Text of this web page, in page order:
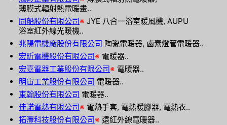
薄膜式輻射熱電暖畫..
同船股份有限公司※ JYE 八合一浴室暖風機, AUPU
浴室紅外線光暖機..
兆陽電機廠股份有限公司 陶瓷電暖器, 鹵素燈管電暖器..
宏昕電機股份有限公司※ 電暖器..
宏嘉電器工業股份有限公司※ 電暖器..
明宙工業股份有限公司 電暖器..
東翰股份有限公司 電暖器..
佳諾電熱有限公司※ 電熱手套, 電熱暖腳器, 電熱衣..
拓灃科技股份有限公司※ 遠紅外線電暖器..